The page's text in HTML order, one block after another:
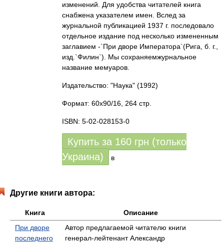
изменений. Для удобства читателей книга
снабжена указателем имен. Вслед за
журнальной публикацией 1937 г. последовало
отдельное издание под несколько измененным
заглавием -`При дворе Императора`(Рига, б. г.,
изд.`Филин`). Мы сохраняемжурнальное
название мемуаров.
Издательство: "Наука" (1992)
Формат: 60x90/16, 264 стр.
ISBN: 5-02-028153-0
Купить за 160 грн (только
Украина)
в
Другие книги автора:
Книга
Описание
При дворе
последнего
Автор предлагаемой читателю книги
генерал-лейтенант Александр